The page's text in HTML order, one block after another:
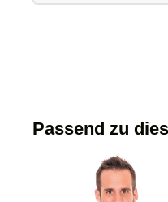
Passend zu